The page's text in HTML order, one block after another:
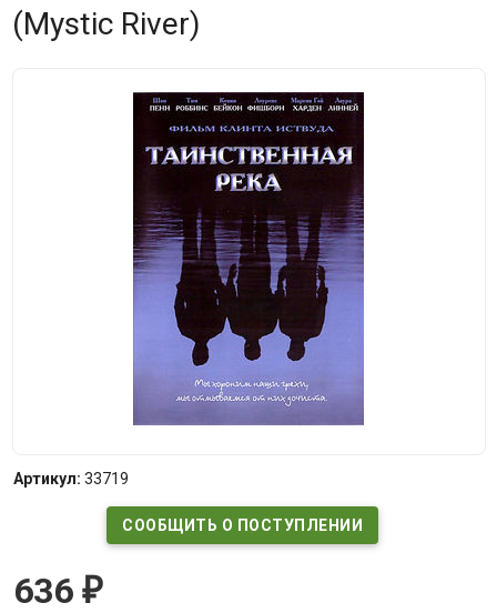
(Mystic River)
Артикул: 33719
СООБЩИТЬ О ПОСТУПЛЕНИИ
636 ₽